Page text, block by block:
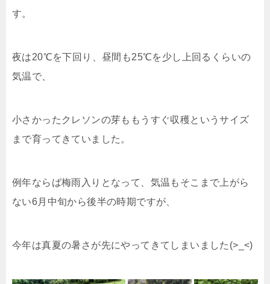
す。
夜は20℃を下回り、昼間も25℃を少し上回るくらいの
気温で、
小さかったクレソンの芽ももうすぐ収穫というサイズ
まで育ってきていました。
例年ならば梅雨入りとなって、気温もそこまで上がら
ない6月中旬から後半の時期ですが、
今年は真夏の暑さが先にやってきてしまいました(>_<)